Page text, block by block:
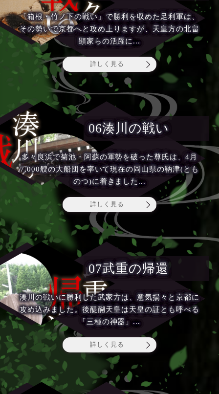
「箱根・竹ノ下の戦い」で勝利を収めた足利軍は、
その勢いで京都へと攻め上りますが、天皇方の北畠
顕家らの活躍に...
詳しく見る
06湊川の戦い
多々良浜で菊池・阿蘇の軍勢を破った尊氏は、4月
7,000艘の大船団を率いて現在の岡山県の鞆津(とも
のつ)に着きました...
詳しく見る
07武重の帰還
湊川の戦いに勝利した武家方は、意気揚々と京都に
攻め込みました。後醍醐天皇は天皇の証とも呼べる
「三種の神器」...
詳しく見る